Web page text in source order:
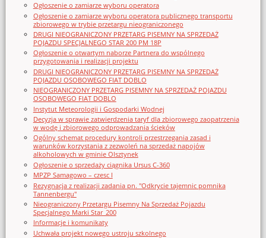
Ogłoszenie o zamiarze wyboru operatora
Ogłoszenie o zamiarze wyboru operatora publicznego transportu
zbiorowego w trybie przetargu nieograniczonego
DRUGI NIEOGRANICZONY PRZETARG PISEMNY NA SPRZEDAŻ
POJAZDU SPECJALNEGO STAR 200 PM 18P
Ogłoszenie o otwartym naborze Partnera do wspólnego
przygotowania i realizacji projektu
DRUGI NIEOGRANICZONY PRZETARG PISEMNY NA SPRZEDAŻ
POJAZDU OSOBOWEGO FIAT DOBLO
NIEOGRANICZONY PRZETARG PISEMNY NA SPRZEDAŻ POJAZDU
OSOBOWEGO FIAT DOBLO
Instytut Meteorologii i Gospodarki Wodnej
Decyzja w sprawie zatwierdzenia taryf dla zbiorowego zaopatrzenia
w wodę i zbiorowego odprowadzania ścieków
Ogólny schemat procedury kontroli przestrzegania zasad i
warunków korzystania z zezwoleń na sprzedaż napojów
alkoholowych w gminie Olsztynek
Ogłoszenie o sprzedaży ciągnika Ursus C-360
MPZP Samagowo – czesc I
Rezygnacja z realizacji zadania pn. "Odkrycie tajemnic pomnika
Tannenbergu"
Nieograniczony Przetargu Pisemny Na Sprzedaż Pojazdu
Specjalnego Marki Star_200
Informacje i komunikaty
Uchwała projekt nowego ustroju szkolnego